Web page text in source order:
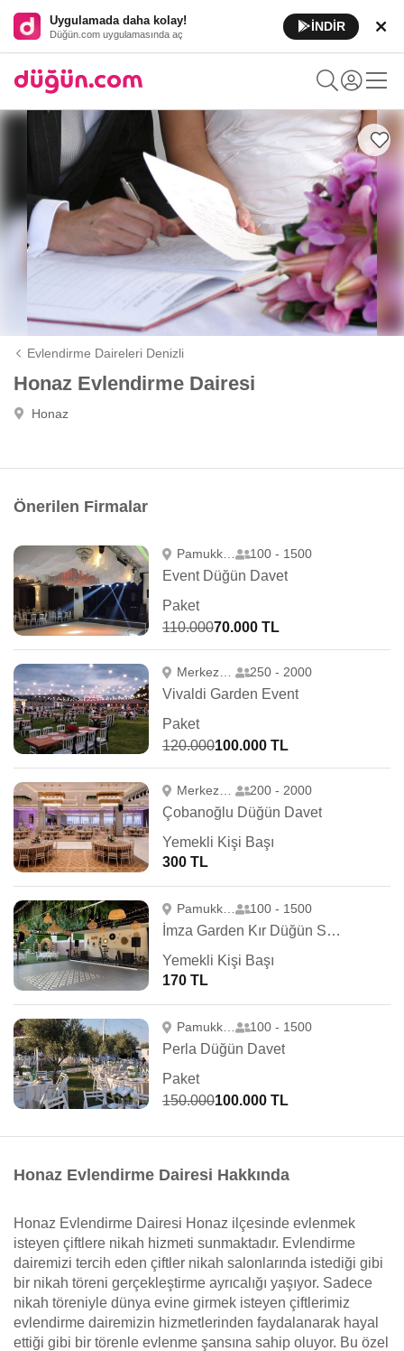
Uygulamada daha kolay!
Düğün.com uygulamasında aç
İNDİR
Evlendirme Daireleri Denizli
Honaz Evlendirme Dairesi
Honaz
Önerilen Firmalar
Pamukkale 100 - 1500
Event Düğün Davet
Paket
110.00070.000 TL
Merkezefendi 250 - 2000
Vivaldi Garden Event
Paket
120.000100.000 TL
Merkezefendi 200 - 2000
Çobanoğlu Düğün Davet
Yemekli Kişi Başı
300 TL
Pamukkale 100 - 1500
İmza Garden Kır Düğün Salonu
Yemekli Kişi Başı
170 TL
Pamukkale 100 - 1500
Perla Düğün Davet
Paket
150.000100.000 TL
Honaz Evlendirme Dairesi Hakkında
Honaz Evlendirme Dairesi Honaz ilçesinde evlenmek
isteyen çiftlere nikah hizmeti sunmaktadır. Evlendirme
dairemizi tercih eden çiftler nikah salonlarında istediği gibi
bir nikah töreni gerçekleştirme ayrıcalığı yaşıyor. Sadece
nikah töreniyle dünya evine girmek isteyen çiftlerimiz
evlendirme dairemizin hizmetlerinden faydalanarak hayal
ettiği gibi bir törenle evlenme şansına sahip oluyor. Bu özel